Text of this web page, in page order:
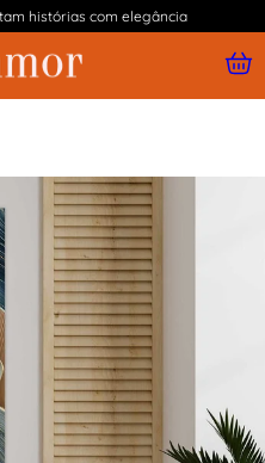
histórias com elegância